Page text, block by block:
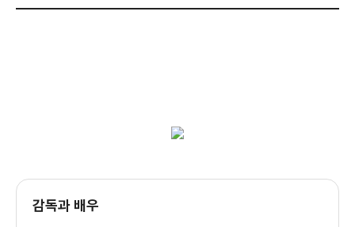
감독과 배우